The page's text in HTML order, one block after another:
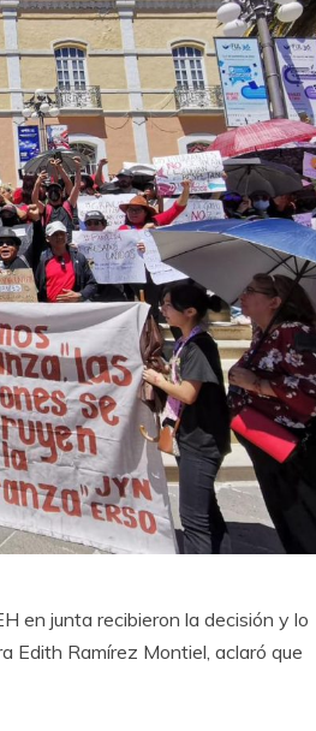
en junta recibieron la decisión y lo
Edith Ramírez Montiel, aclaró que